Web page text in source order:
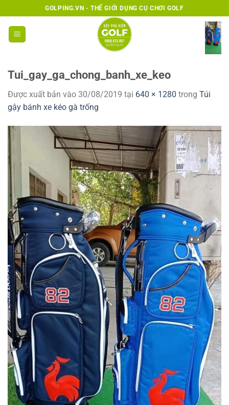
qua
nội
dung
GOLPING.VN - THẾ GIỚI DỤNG CỤ CHƠI GOLF
Tui_gay_ga_chong_banh_xe_keo
Được xuất bản vào 30/08/2019 tại 640 × 1280 trong Túi
gậy bánh xe kéo gà trống